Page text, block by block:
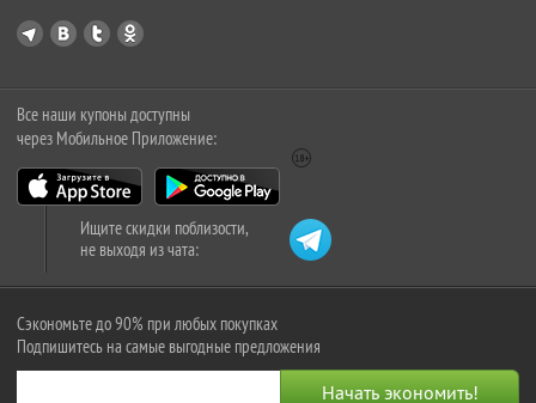
Все наши купоны доступны
через Мобильное Приложение:
Ищите скидки поблизости,
не выходя из чата:
Сэкономьте до 90% при любых покупках
Подпишитесь на самые выгодные предложения